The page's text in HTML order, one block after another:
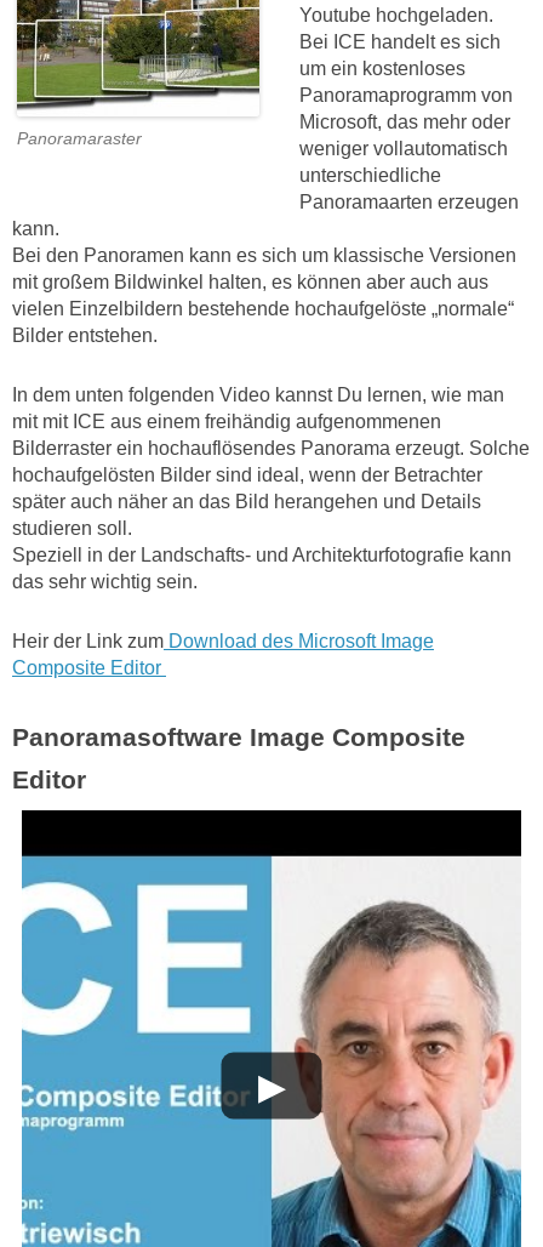
Panoramaraster
Youtube hochgeladen.
Bei ICE handelt es sich
um ein kostenloses
Panoramaprogramm von
Microsoft, das mehr oder
weniger vollautomatisch
unterschiedliche
Panoramaarten erzeugen
kann.
Bei den Panoramen kann es sich um klassische Versionen
mit großem Bildwinkel halten, es können aber auch aus
vielen Einzelbildern bestehende hochaufgelöste „normale“
Bilder entstehen.
In dem unten folgenden Video kannst Du lernen, wie man
mit mit ICE aus einem freihändig aufgenommenen
Bilderraster ein hochauflösendes Panorama erzeugt. Solche
hochaufgelösten Bilder sind ideal, wenn der Betrachter
später auch näher an das Bild herangehen und Details
studieren soll.
Speziell in der Landschafts- und Architekturfotografie kann
das sehr wichtig sein.
Heir der Link zum Download des Microsoft Image
Composite Editor
Panoramasoftware Image Composite
Editor